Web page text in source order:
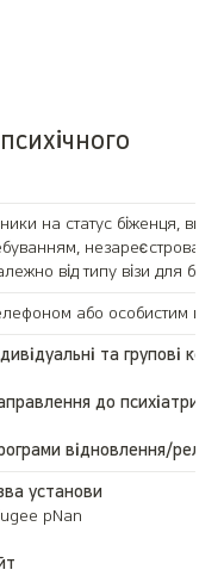
на статус біженця,
незареєстровані
від типу візи для
або особистим
та групові
до
відновлення/
установи
pNan